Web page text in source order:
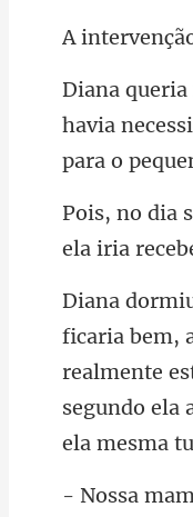
havia
realmente
segundo ela